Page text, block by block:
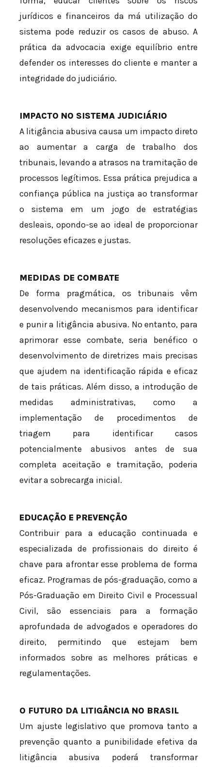
jurídicos e financeiros da má utilização do
sistema pode reduzir os casos de abuso. A
prática da advocacia exige equilíbrio entre
defender os interesses do cliente e manter a
integridade do judiciário.
IMPACTO NO SISTEMA JUDICIÁRIO
A litigância abusiva causa um impacto direto
ao aumentar a carga de trabalho dos
tribunais, levando a atrasos na tramitação de
processos legítimos. Essa prática prejudica a
confiança pública na justiça ao transformar
o sistema em um jogo de estratégias
desleais, opondo-se ao ideal de proporcionar
resoluções eficazes e justas.
MEDIDAS DE COMBATE
De forma pragmática, os tribunais vêm
desenvolvendo mecanismos para identificar
e punir a litigância abusiva. No entanto, para
aprimorar esse combate, seria benéfico o
desenvolvimento de diretrizes mais precisas
que ajudem na identificação rápida e eficaz
de tais práticas. Além disso, a introdução de
medidas administrativas, como a
implementação de procedimentos de
triagem para identificar casos
potencialmente abusivos antes de sua
completa aceitação e tramitação, poderia
evitar a sobrecarga inicial.
EDUCAÇÃO E PREVENÇÃO
Contribuir para a educação continuada e
especializada de profissionais do direito é
chave para afrontar esse problema de forma
eficaz. Programas de pós-graduação, como a
Pós-Graduação em Direito Civil e Processual
Civil, são essenciais para a formação
aprofundada de advogados e operadores do
direito, permitindo que estejam bem
informados sobre as melhores práticas e
regulamentações.
O FUTURO DA LITIGÂNCIA NO BRASIL
Um ajuste legislativo que promova tanto a
prevenção quanto a punibilidade efetiva da
litigância abusiva poderá transformar